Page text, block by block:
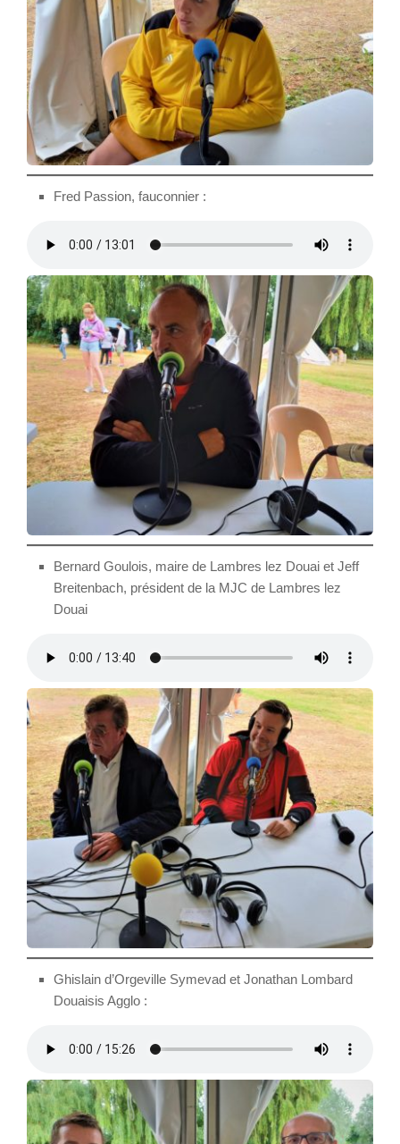
Fred Passion, fauconnier :
Bernard Goulois, maire de Lambres lez Douai et Jeff
Breitenbach, président de la MJC de Lambres lez
Douai
Ghislain d’Orgeville Symevad et Jonathan Lombard
Douaisis Agglo :